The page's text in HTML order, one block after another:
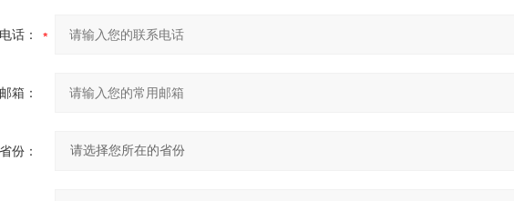
话：
箱：
省份：